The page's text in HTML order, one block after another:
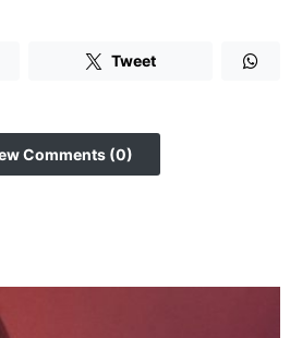
Tweet
Comments (0)